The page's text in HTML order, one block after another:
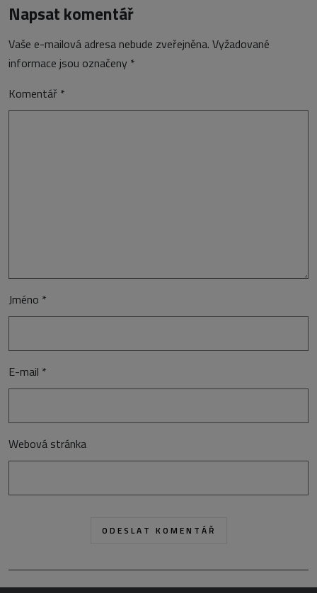
Napsat komentář
Vaše e-mailová adresa nebude zveřejněna. Vyžadované
informace jsou označeny *
Komentář *
Jméno *
E-mail *
Webová stránka